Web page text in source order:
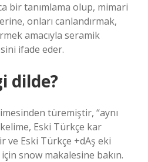
bir tanımlama olup, mimari
onları canlandırmak,
amacıyla seramik
ifade eder.
dilde?
türemiştir, “aynı
Eski Türkçe kar
ve Eski Türkçe +dAş eki
snow makalesine bakın.